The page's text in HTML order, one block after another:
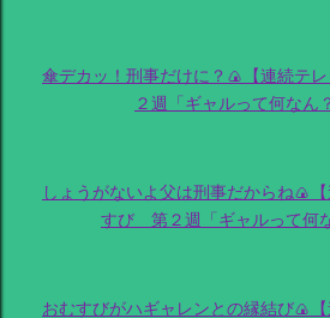
傘デカッ！刑事だけに？🍙【連続テ
２週「ギャルって何なん
しょうがないよ父は刑事だからね🍙
すび 第２週「ギャルって何
おむすびがハギャレンとの縁結び🍙